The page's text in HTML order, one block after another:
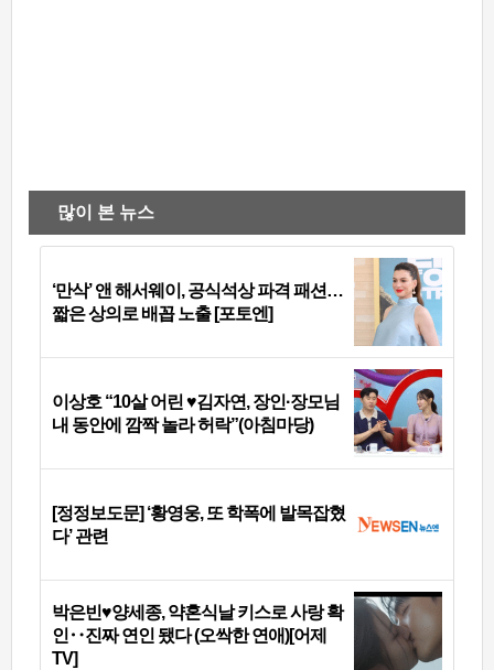
많이 본 뉴스
‘만삭’ 앤 해서웨이, 공식석상 파격 패션…
짧은 상의로 배꼽 노출 [포토엔]
이상호 “10살 어린 ♥김자연, 장인·장모님
내 동안에 깜짝 놀라 허락”(아침마당)
[정정보도문] ‘황영웅, 또 학폭에 발목잡혔
다’ 관련
박은빈♥양세종, 약혼식날 키스로 사랑 확
인‥진짜 연인 됐다 (오싹한 연애)[어제
TV]